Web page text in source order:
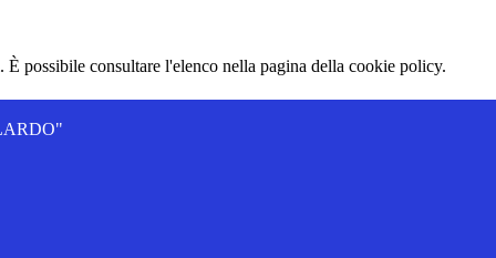
possibile consultare l'elenco nella pagina della cookie policy.